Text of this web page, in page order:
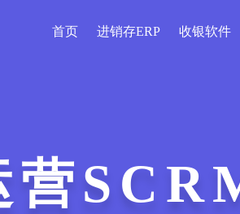
首页 进销存ERP 收银软件
营